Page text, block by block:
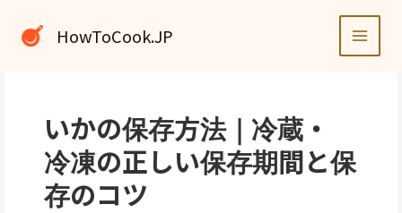
HowToCook.JP
いかの保存方法｜冷蔵・
冷凍の正しい保存期間と保
存のコツ